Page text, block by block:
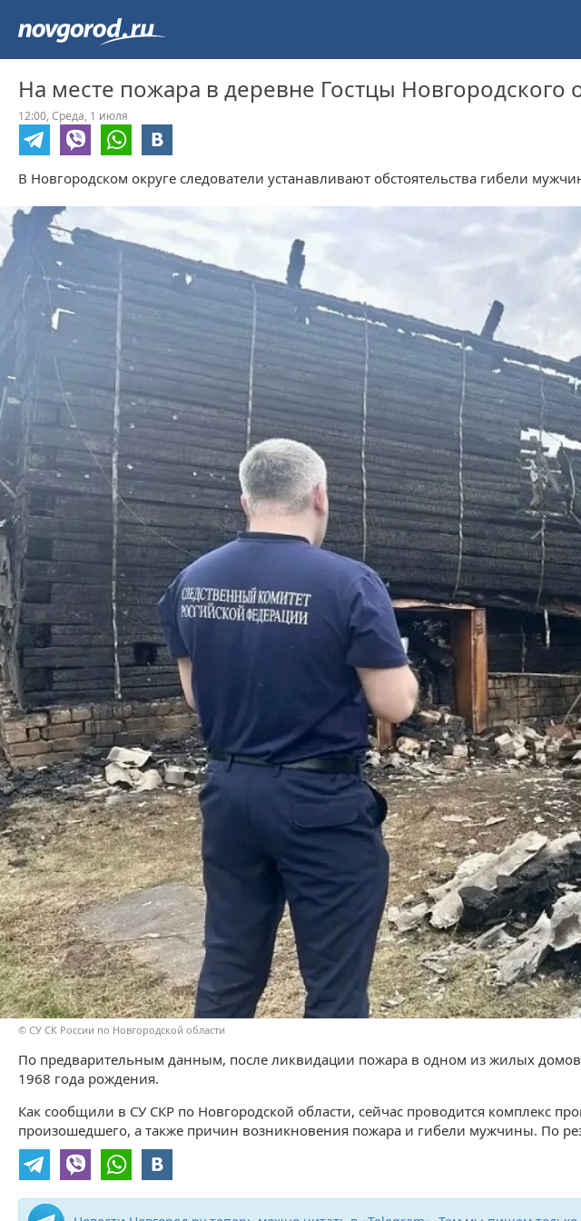
На месте пожара в деревне Гостцы
12:00, Среда, 1 июля
В Новгородском округе следователи устанавливают обстоятельства гибели
© СУ СК России по Новгородской области
По предварительным данным, после ликвидации пожара в одном из жилых
1968 года рождения.
Как сообщили в СУ СКР по Новгородской области, сейчас проводится комплекс
произошедшего, а также причин возникновения пожара и гибели мужчины. По